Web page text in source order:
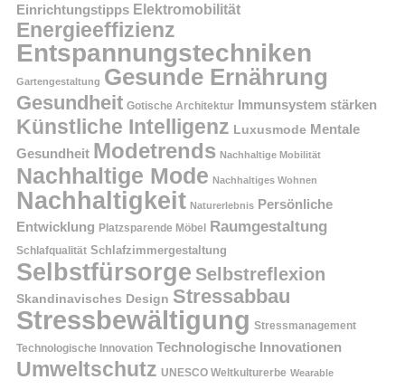
Einrichtungstipps Elektromobilität
Energieeffizienz
Entspannungstechniken
Gartengestaltung Gesunde Ernährung
Gesundheit Gotische Architektur Immunsystem stärken
Künstliche Intelligenz Luxusmode Mentale
Gesundheit Modetrends Nachhaltige Mobilität
Nachhaltige Mode Nachhaltiges Wohnen
Nachhaltigkeit Naturerlebnis Persönliche
Entwicklung Platzsparende Möbel Raumgestaltung
Schlafqualität Schlafzimmergestaltung
Selbstfürsorge Selbstreflexion
Skandinavisches Design Stressabbau
Stressbewältigung Stressmanagement
Technologische Innovation Technologische Innovationen
Umweltschutz UNESCO Weltkulturerbe Wearable